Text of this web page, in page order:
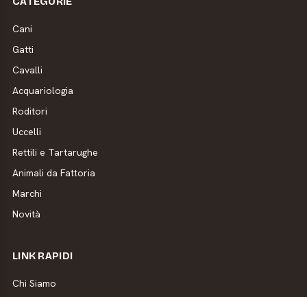
Cani
Gatti
Cavalli
Acquariologia
Roditori
Uccelli
Rettili e Tartarughe
Animali da Fattoria
Marchi
Novità
LINK RAPIDI
Chi Siamo